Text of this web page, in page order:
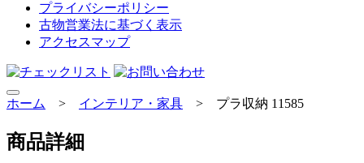
プライバシーポリシー
古物営業法に基づく表示
アクセスマップ
ホーム > インテリア・家具 > プラ収納 11585
商品詳細